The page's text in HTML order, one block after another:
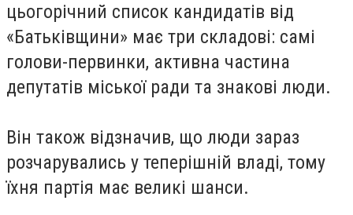
цьогорічний список кандидатів від
«Батьківщини» має три складові: самі
голови-первинки, активна частина
депутатів міської ради та знакові люди.
Він також відзначив, що люди зараз
розчарувались у теперішній владі, тому
їхня партія має великі шанси.